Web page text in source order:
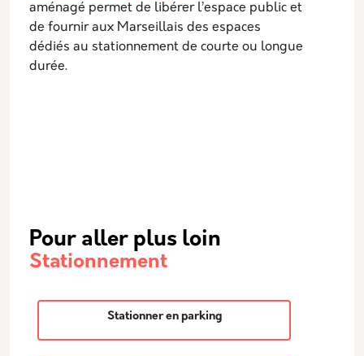
aménagé permet de libérer l’espace public et
de fournir aux Marseillais des espaces
dédiés au stationnement de courte ou longue
durée.
Pour aller plus loin
Stationnement
Stationner en parking